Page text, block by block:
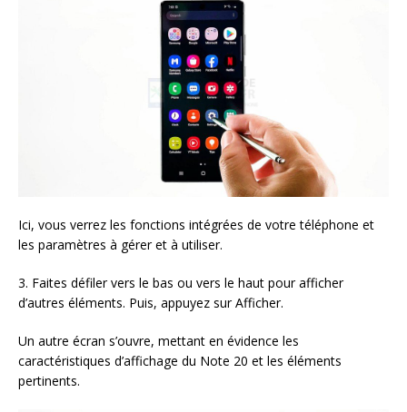
Ici, vous verrez les fonctions intégrées de votre téléphone et
les paramètres à gérer et à utiliser.
3. Faites défiler vers le bas ou vers le haut pour afficher
d’autres éléments. Puis, appuyez sur Afficher.
Un autre écran s’ouvre, mettant en évidence les
caractéristiques d’affichage du Note 20 et les éléments
pertinents.